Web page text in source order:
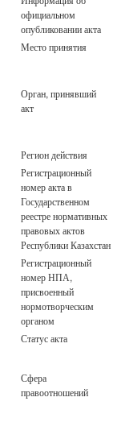
официальном
опубликовании акта
Место принятия
Орган, принявший
акт
Регион действия
Регистрационный
номер акта в
Государственном
реестре нормативных
правовых актов
Республики Казахстан
Регистрационный
номер НПА,
присвоенный
нормотворческим
органом
Статус акта
Сфера
правоотношений